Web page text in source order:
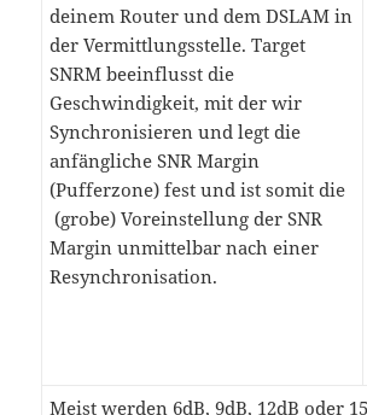
deinem Router und dem DSLAM in
der Vermittlungsstelle. Target
SNRM beeinflusst die
Geschwindigkeit, mit der wir
Synchronisieren und legt die
anfängliche SNR Margin
(Pufferzone) fest und ist somit die
(grobe) Voreinstellung der SNR
Margin unmittelbar nach einer
Resynchronisation.
Meist werden 6dB, 9dB, 12dB oder